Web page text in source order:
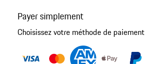
Payer simplement
Choisissez votre méthode de paiement